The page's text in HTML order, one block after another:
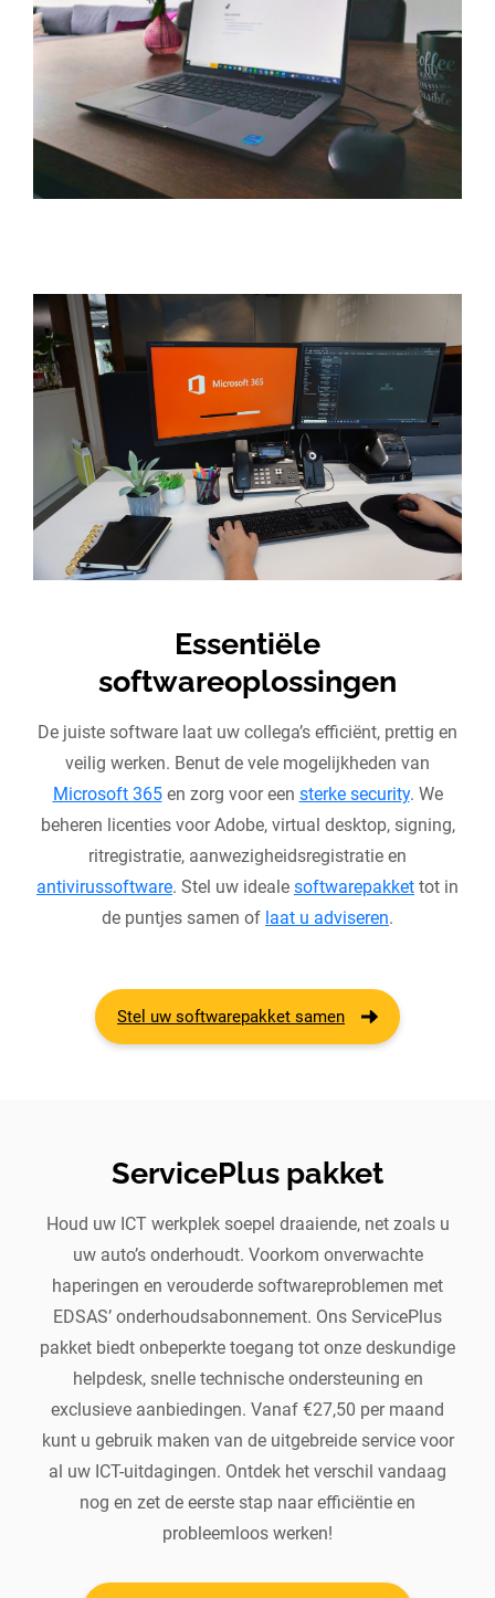
Essentiële
softwareoplossingen
De juiste software laat uw collega’s efficiënt, prettig en
veilig werken. Benut de vele mogelijkheden van
Microsoft 365en zorg voor een sterke security. We
beheren licenties voor Adobe, virtual desktop, signing,
ritregistratie, aanwezigheidsregistratie en
antivirussoftware. Stel uw ideale softwarepakket tot in
de puntjes samen of laat u adviseren.
Stel uw softwarepakket samen
ServicePlus pakket
Houd uw ICT werkplek soepel draaiende, net zoals u
uw auto’s onderhoudt. Voorkom onverwachte
haperingen en verouderde softwareproblemen met
EDSAS’ onderhoudsabonnement. Ons ServicePlus
pakket biedt onbeperkte toegang tot onze deskundige
helpdesk, snelle technische ondersteuning en
exclusieve aanbiedingen. Vanaf €27,50 per maand
kunt u gebruik maken van de uitgebreide service voor
al uw ICT-uitdagingen. Ontdek het verschil vandaag
nog en zet de eerste stap naar efficiëntie en
probleemloos werken!